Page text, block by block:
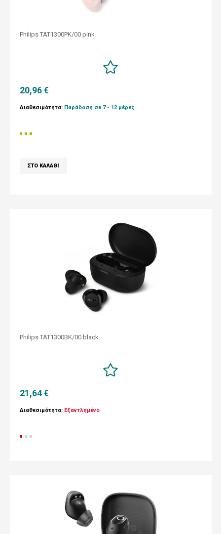
Philips TAT1300PK/00 pink
20,96 €
Διαθεσιμότητα: Παράδοση σε 7 - 12 μέρες
Philips TAT1300BK/00 black
21,64 €
Διαθεσιμότητα: Εξαντλημένο